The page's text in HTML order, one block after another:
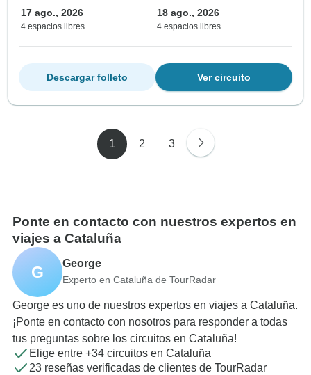
17 ago., 2026
4 espacios libres
18 ago., 2026
4 espacios libres
Ver circuito
Descargar folleto
1 2 3
Ponte en contacto con nuestros expertos en
viajes a Cataluña
G George
Experto en Cataluña de TourRadar
George es uno de nuestros expertos en viajes a Cataluña.
¡Ponte en contacto con nosotros para responder a todas
tus preguntas sobre los circuitos en Cataluña!
Elige entre +34 circuitos en Cataluña
23 reseñas verificadas de clientes de TourRadar